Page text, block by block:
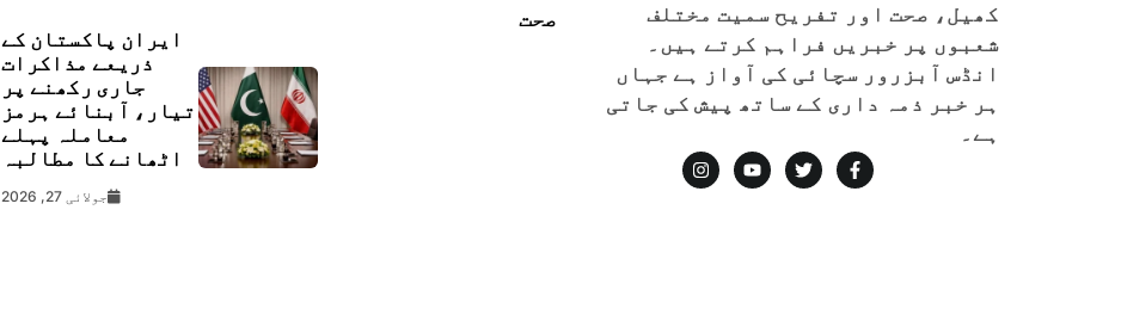
کھیل، صحت اور تفریح سمیت مختلف
شعبوں پر خبریں فراہم کرتے ہیں۔
انڈس آبزرور سچائی کی آواز ہے جہاں
ہر خبر ذمہ داری کے ساتھ پیش کی جاتی
ہے۔
صحت
ایران پاکستان کے
ذریعے مذاکرات
جاری رکھنے پر
تیار، آبنائے ہرمز
معاملہ پہلے
اٹھانے کا مطالبہ
جولائی 27, 2026